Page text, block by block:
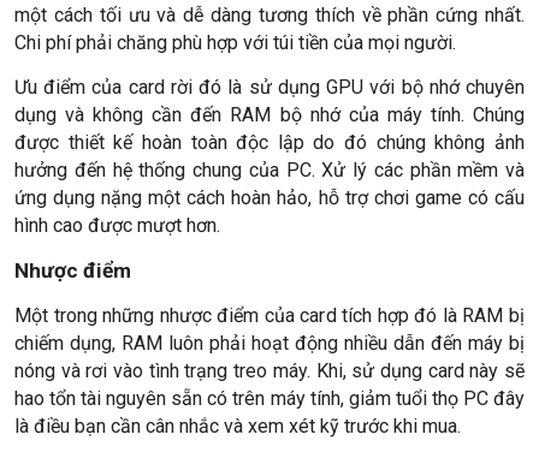
một cách tối ưu và dễ dàng tương thích về phần cứng nhất.
Chi phí phải chăng phù hợp với túi tiền của mọi người.
Ưu điểm của card rời đó là sử dụng GPU với bộ nhớ chuyên
dụng và không cần đến RAM bộ nhớ của máy tính. Chúng
được thiết kế hoàn toàn độc lập do đó chúng không ảnh
hưởng đến hệ thống chung của PC. Xử lý các phần mềm và
ứng dụng nặng một cách hoàn hảo, hỗ trợ chơi game có cấu
hình cao được mượt hơn.
Nhược điểm
Một trong những nhược điểm của card tích hợp đó là RAM bị
chiếm dụng, RAM luôn phải hoạt động nhiều dẫn đến máy bị
nóng và rơi vào tình trạng treo máy. Khi, sử dụng card này sẽ
hao tổn tài nguyên sẵn có trên máy tính, giảm tuổi thọ PC đây
là điều bạn cần cân nhắc và xem xét kỹ trước khi mua.